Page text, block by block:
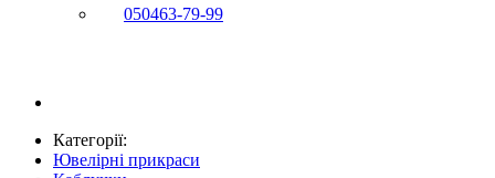
050463-79-99
Категорії:
Ювелірні прикраси